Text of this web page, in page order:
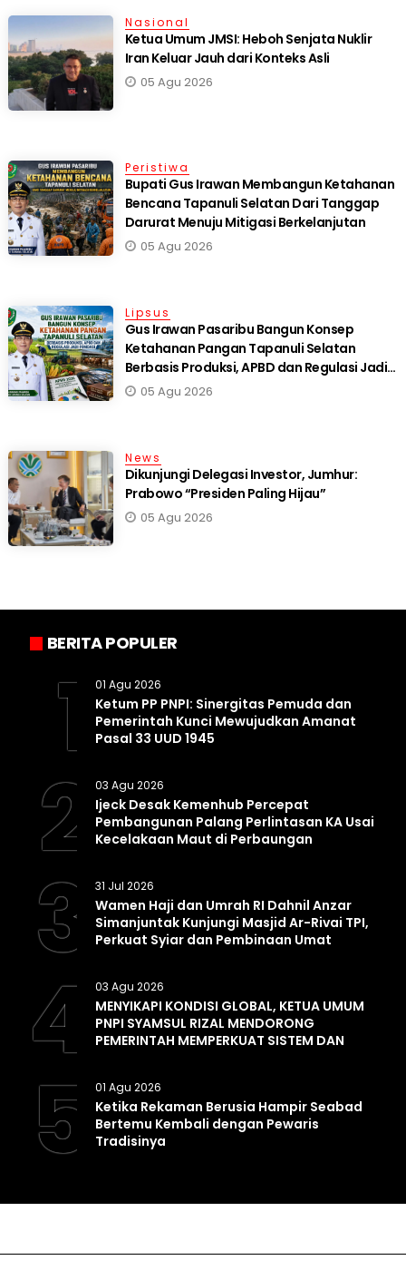
Nasional
Ketua Umum JMSI: Heboh Senjata Nuklir
Iran Keluar Jauh dari Konteks Asli
05 Agu 2026
Peristiwa
Bupati Gus Irawan Membangun Ketahanan
Bencana Tapanuli Selatan Dari Tanggap
Darurat Menuju Mitigasi Berkelanjutan
05 Agu 2026
Lipsus
Gus Irawan Pasaribu Bangun Konsep
Ketahanan Pangan Tapanuli Selatan
Berbasis Produksi, APBD dan Regulasi Jadi
Fondasi
05 Agu 2026
News
Dikunjungi Delegasi Investor, Jumhur:
Prabowo “Presiden Paling Hijau”
05 Agu 2026
BERITA POPULER
1 01 Agu 2026
Ketum PP PNPI: Sinergitas Pemuda dan
Pemerintah Kunci Mewujudkan Amanat
Pasal 33 UUD 1945
2 03 Agu 2026
Ijeck Desak Kemenhub Percepat
Pembangunan Palang Perlintasan KA Usai
Kecelakaan Maut di Perbaungan
3 31 Jul 2026
Wamen Haji dan Umrah RI Dahnil Anzar
Simanjuntak Kunjungi Masjid Ar-Rivai TPI,
Perkuat Syiar dan Pembinaan Umat
4 03 Agu 2026
MENYIKAPI KONDISI GLOBAL, KETUA UMUM
PNPI SYAMSUL RIZAL MENDORONG
PEMERINTAH MEMPERKUAT SISTEM DAN
5 01 Agu 2026
Ketika Rekaman Berusia Hampir Seabad
Bertemu Kembali dengan Pewaris
Tradisinya